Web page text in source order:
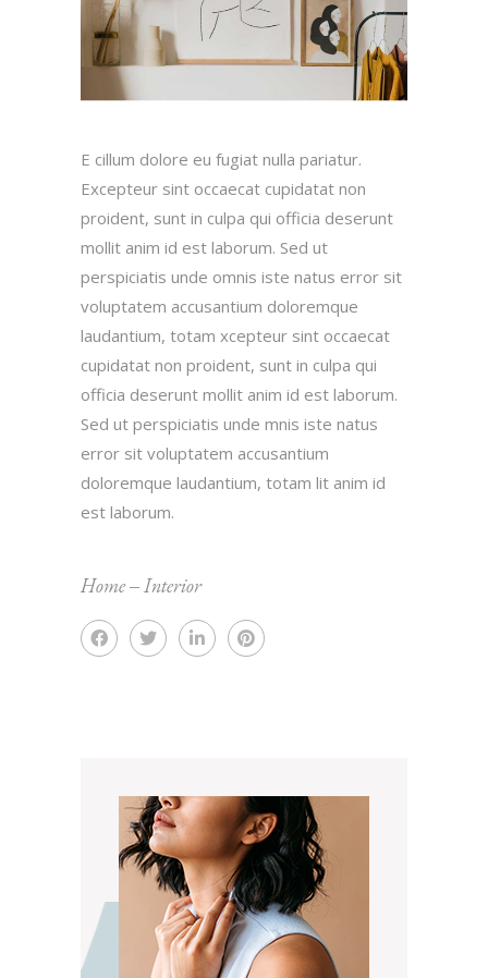
E cillum dolore eu fugiat nulla pariatur.
Excepteur sint occaecat cupidatat non
proident, sunt in culpa qui officia deserunt
mollit anim id est laborum. Sed ut
perspiciatis unde omnis iste natus error sit
voluptatem accusantium doloremque
laudantium, totam xcepteur sint occaecat
cupidatat non proident, sunt in culpa qui
officia deserunt mollit anim id est laborum.
Sed ut perspiciatis unde mnis iste natus
error sit voluptatem accusantium
doloremque laudantium, totam lit anim id
est laborum.
Home‒Interior